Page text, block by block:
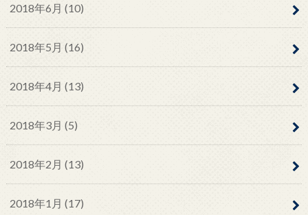
2018年6月 (10)
2018年5月 (16)
2018年4月 (13)
2018年3月 (5)
2018年2月 (13)
2018年1月 (17)